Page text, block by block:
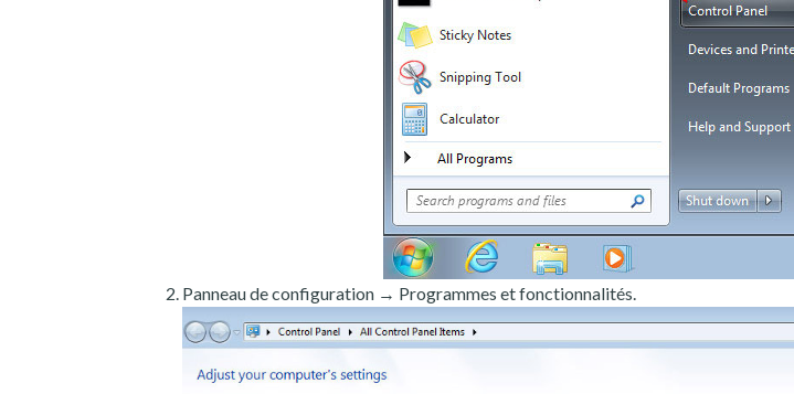
Panneau de configuration → Programmes et fonctionnalités.